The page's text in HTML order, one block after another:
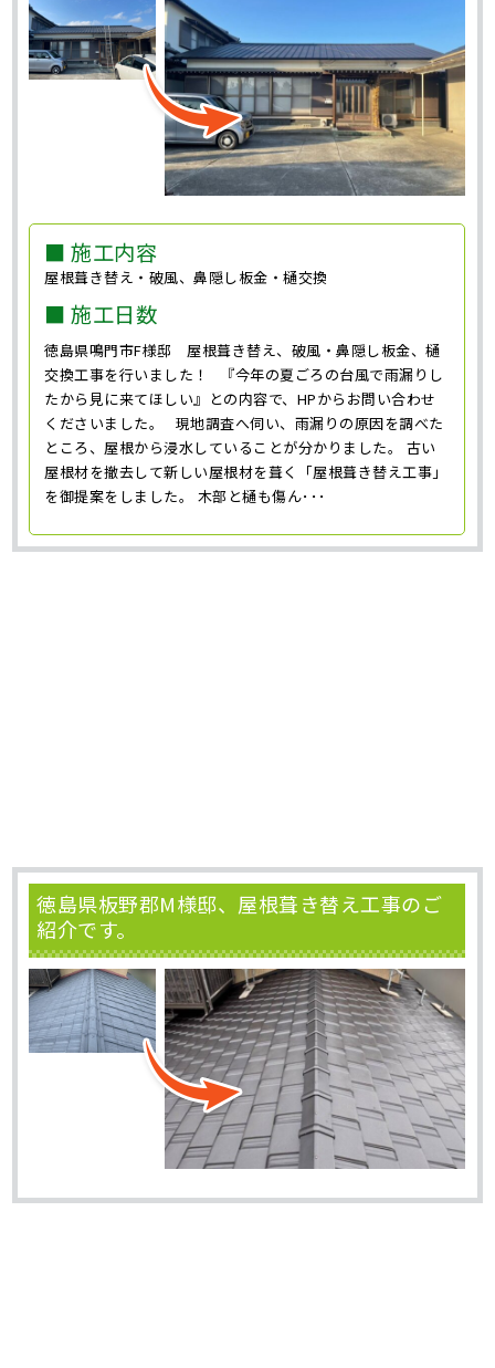
■ 施工内容
屋根葺き替え・破風、鼻隠し板金・樋交換
■ 施工日数
徳島県鳴門市F様邸 屋根葺き替え、破風・鼻隠し板金、樋
交換工事を行いました！ 『今年の夏ごろの台風で雨漏りし
たから見に来てほしい』との内容で、HPからお問い合わせ
くださいました。 現地調査へ伺い、雨漏りの原因を調べた
ところ、屋根から浸水していることが分かりました。 古い
屋根材を撤去して新しい屋根材を葺く「屋根葺き替え工事」
を御提案をしました。 木部と樋も傷ん･･･
徳島県板野郡M様邸、屋根葺き替え工事のご
紹介です。